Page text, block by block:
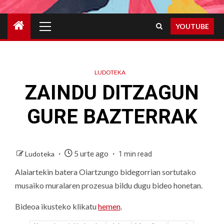
Menu
YOUTUBE
LUDOTEKA
ZAINDU DITZAGUN
GURE BAZTERRAK
Ludoteka 5 urte ago 1 min read
Alaiartekin batera Oiartzungo bidegorrian sortutako
musaiko muralaren prozesua bildu dugu bideo honetan.
Bideoa ikusteko klikatuhemen.